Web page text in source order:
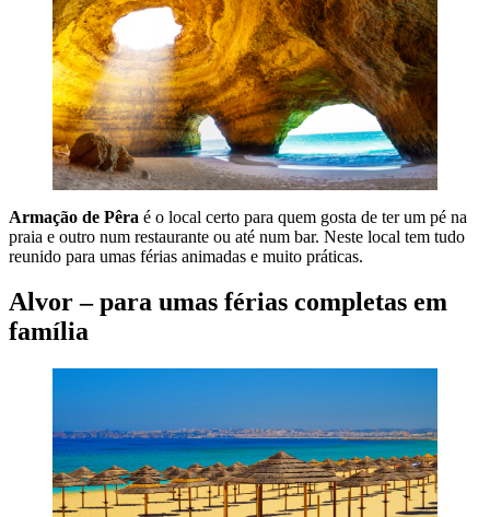
Armação de Pêra é o local certo para quem gosta de ter um pé na
praia e outro num restaurante ou até num bar. Neste local tem tudo
reunido para umas férias animadas e muito práticas.
Alvor – para umas férias completas em
família